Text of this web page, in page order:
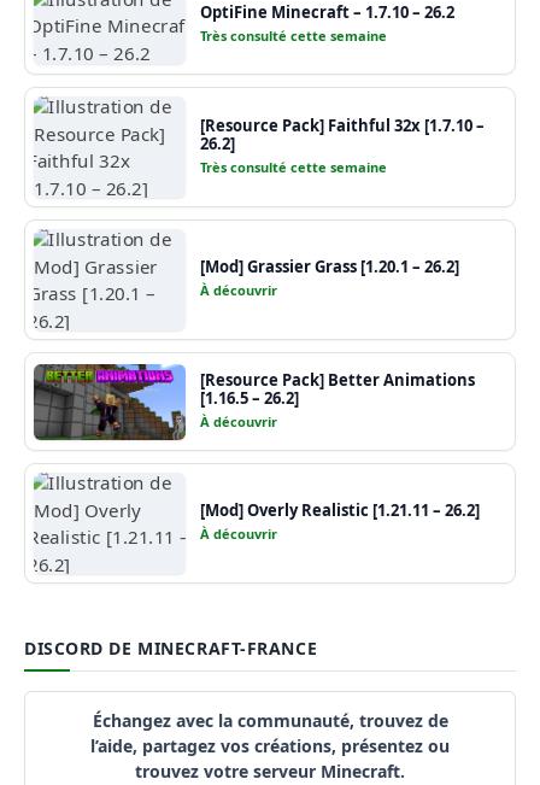
OptiFine Minecraft – 1.7.10 – 26.2
Très consulté cette semaine
[Resource Pack] Faithful 32x [1.7.10 –
26.2]
Très consulté cette semaine
[Mod] Grassier Grass [1.20.1 – 26.2]
À découvrir
[Resource Pack] Better Animations
[1.16.5 – 26.2]
À découvrir
[Mod] Overly Realistic [1.21.11 – 26.2]
À découvrir
DISCORD DE MINECRAFT-FRANCE
Échangez avec la communauté, trouvez de
l’aide, partagez vos créations, présentez ou
trouvez votre serveur Minecraft.